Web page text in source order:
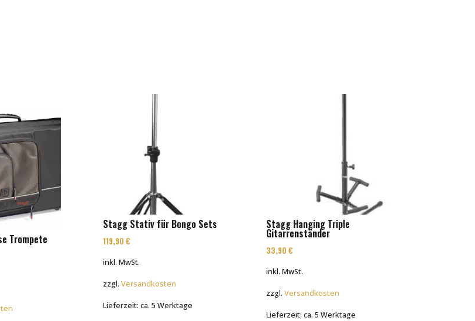
Trompete
€.
Stagg Stativ für Bongo Sets
119,90€
inkl. MwSt.
zzgl.Versandkosten
Lieferzeit:ca. 5 Werktage
Stagg Hanging Triple
Gitarrenständer
33,90€
inkl. MwSt.
zzgl.Versandkosten
Lieferzeit:ca. 5 Werktage